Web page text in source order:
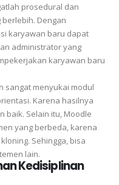
prosedural dan
Dengan
karyawan baru dapat
administrator yang
karyawan baru
sangat menyukai modul
Karena hasilnya
baik. Selain itu, Moodle
yang berbeda, karena
Sehingga, bisa
lain.
Kedisiplinan